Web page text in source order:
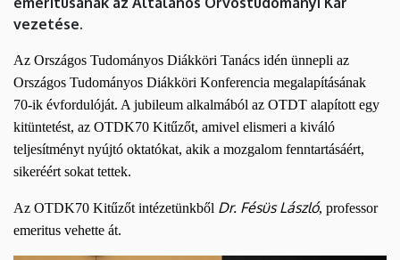
vezetése.
Az Országos Tudományos Diákköri Tanács idén ünnepli az
Országos Tudományos Diákköri Konferencia megalapításának
70-ik évfordulóját. A jubileum alkalmából az OTDT alapított egy
kitüntetést, az OTDK70 Kitűzőt, amivel elismeri a kiváló
teljesítményt nyújtó oktatókat, akik a mozgalom fenntartásáért,
sikeréért sokat tettek.
Az OTDK70 Kitűzőt intézetünkből Dr. Fésüs László, professor
emeritus vehette át.